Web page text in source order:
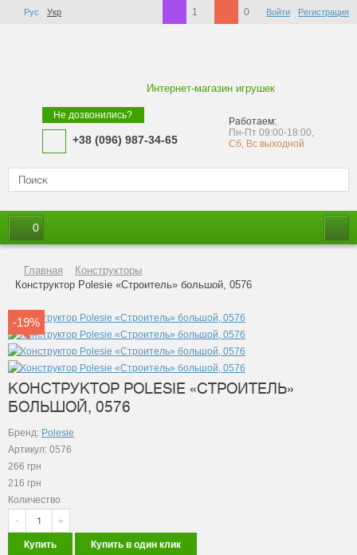
1 0 Войти Регистрация
Рус Укр
Интернет-магазин игрушек
Не дозвонились?
+38 (096) 987-34-65
Работаем:
Пн-Пт 09:00-18:00,
Сб, Вс выходной
0
Главная
Конструкторы
Конструктор Polesie «Строитель» большой, 0576
-19%
КОНСТРУКТОР POLESIE «СТРОИТЕЛЬ»
БОЛЬШОЙ, 0576
Бренд: Polesie
Артикул: 0576
266 грн
216 грн
Количество
-
+
Купить
Купить в один клик